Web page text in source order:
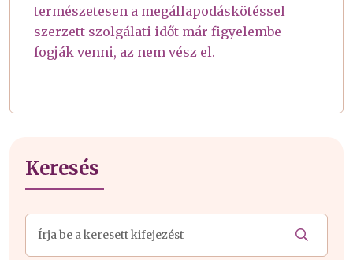
természetesen a megállapodáskötéssel
szerzett szolgálati időt már figyelembe
fogják venni, az nem vész el.
Keresés